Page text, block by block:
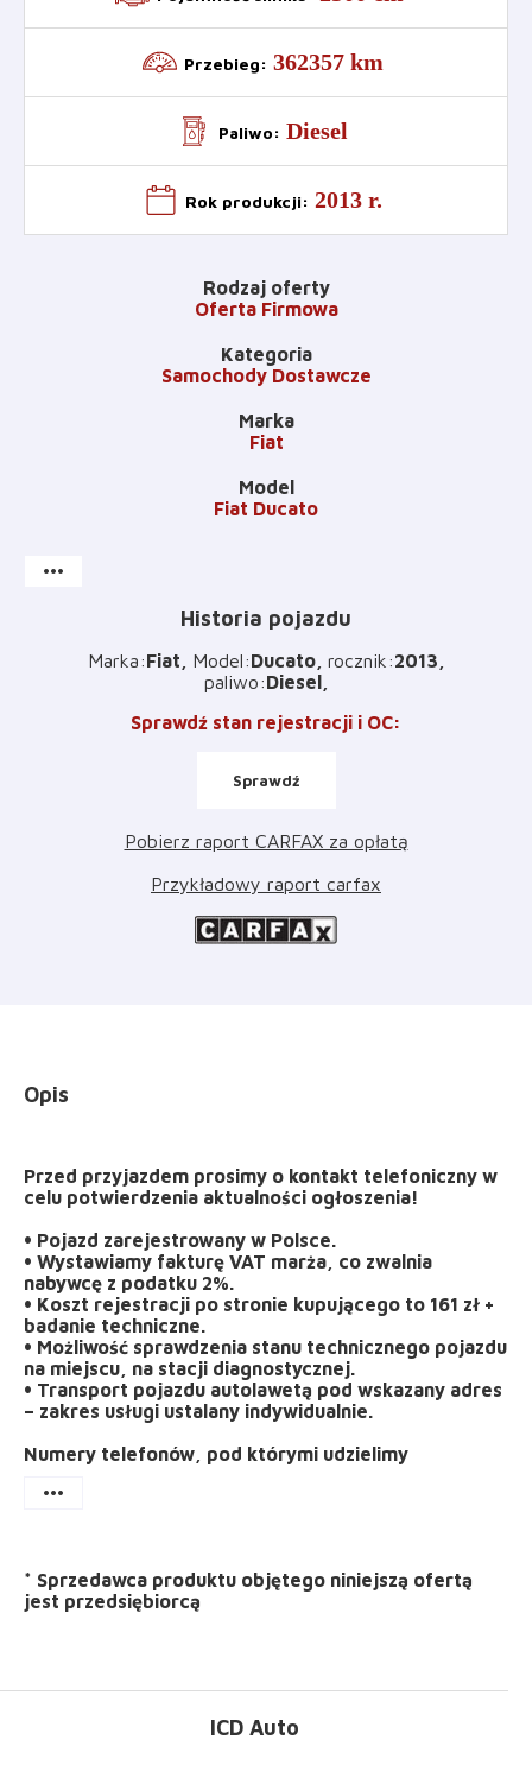
Przebieg: 362357 km
Paliwo: Diesel
Rok produkcji: 2013 r.
Rodzaj oferty
Oferta Firmowa
Kategoria
Samochody Dostawcze
Marka
Fiat
Model
Fiat Ducato
more_horiz
Historia pojazdu
Marka:Fiat Model:Ducato rocznik:2013
paliwo:Diesel
Sprawdź stan rejestracji i OC:
Sprawdź
Pobierz raport CARFAX za opłatą
Przykładowy raport carfax
Opis
Przed przyjazdem prosimy o kontakt telefoniczny w
celu potwierdzenia aktualności ogłoszenia!
• Pojazd zarejestrowany w Polsce.
• Wystawiamy fakturę VAT marża, co zwalnia
nabywcę z podatku 2%.
• Koszt rejestracji po stronie kupującego to 161 zł +
badanie techniczne.
• Możliwość sprawdzenia stanu technicznego pojazdu
na miejscu, na stacji diagnostycznej.
• Transport pojazdu autolawetą pod wskazany adres
– zakres usługi ustalany indywidualnie.
Numery telefonów, pod którymi udzielimy
more_horiz
* Sprzedawca produktu objętego niniejszą ofertą
jest przedsiębiorcą
ICD Auto